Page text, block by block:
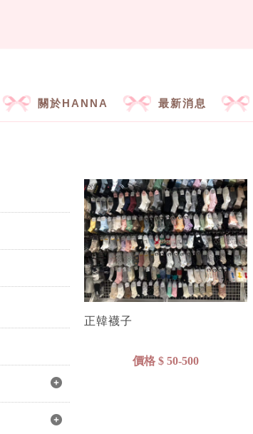
關於HANNA 最新消息
正韓襪子
價格 $ 50-500